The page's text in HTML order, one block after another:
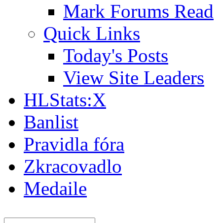
Mark Forums Read
Quick Links
Today's Posts
View Site Leaders
HLStats:X
Banlist
Pravidla fóra
Zkracovadlo
Medaile